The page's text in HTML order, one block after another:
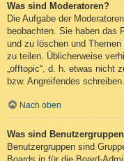
Was sind Moderatoren?
Die Aufgabe der
beobachten. Sie haben das
und zu löschen und
zu teilen. Üblicherweise
„offtopic“, d. h. etwas nicht
bzw. Angreifendes schreiben.
Nach oben
Was sind
Benutzergruppen sind